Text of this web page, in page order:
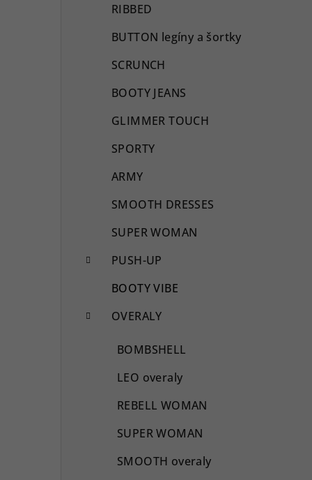
RIBBED
BUTTON legíny a šortky
SCRUNCH
BOOTY JEANS
GLIMMER TOUCH
SPORTY
ARMY
SMOOTH DRESSES
SUPER WOMAN
PUSH-UP
BOOTY VIBE
OVERALY
BOMBSHELL
LEO overaly
REBELL WOMAN
SUPER WOMAN
SMOOTH overaly